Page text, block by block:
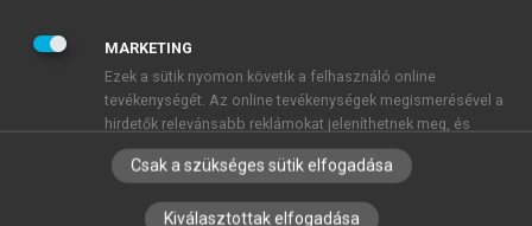
MARKETING
Ezek a sütik nyomon követik a felhasználó online
tevékenységét. Az online tevékenységek megismerésével a
hirdetők relevánsabb reklámokat jeleníthetnek meg, és
korlátozhatják, hogy a felhasználó hány alkalommal láthat
egy hirdetést. Ezek a sütik más szervezetekkel és hirdetőkkel
sütik, amelyek szinte mindig egy harmadik féltől származnak.
Csak a szükséges sütik elfogadása
Kiválasztottak elfogadása